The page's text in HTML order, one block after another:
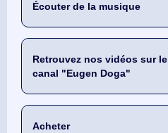
Écouter de la musique
Retrouvez nos vidéos sur le
canal "Eugen Doga"
Acheter